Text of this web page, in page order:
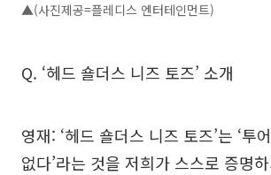
▲(사진제공=플레디스 엔터테인먼트)
Q. ‘헤드 숄더스 니즈 토즈’ 소개
영재: ‘헤드 숄더스 니즈 토즈’는 ‘투
없다’라는 것을 저희가 스스로 증명